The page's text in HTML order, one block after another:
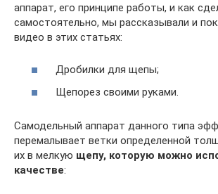
аппарат, его принципе работы, и как
самостоятельно, мы рассказывали и
видео в этих статьях:
Дробилки для щепы;
Щепорез своими руками.
Самодельный аппарат данного типа
перемалывает ветки определенной
их в мелкую щепу, которую можно
качестве: